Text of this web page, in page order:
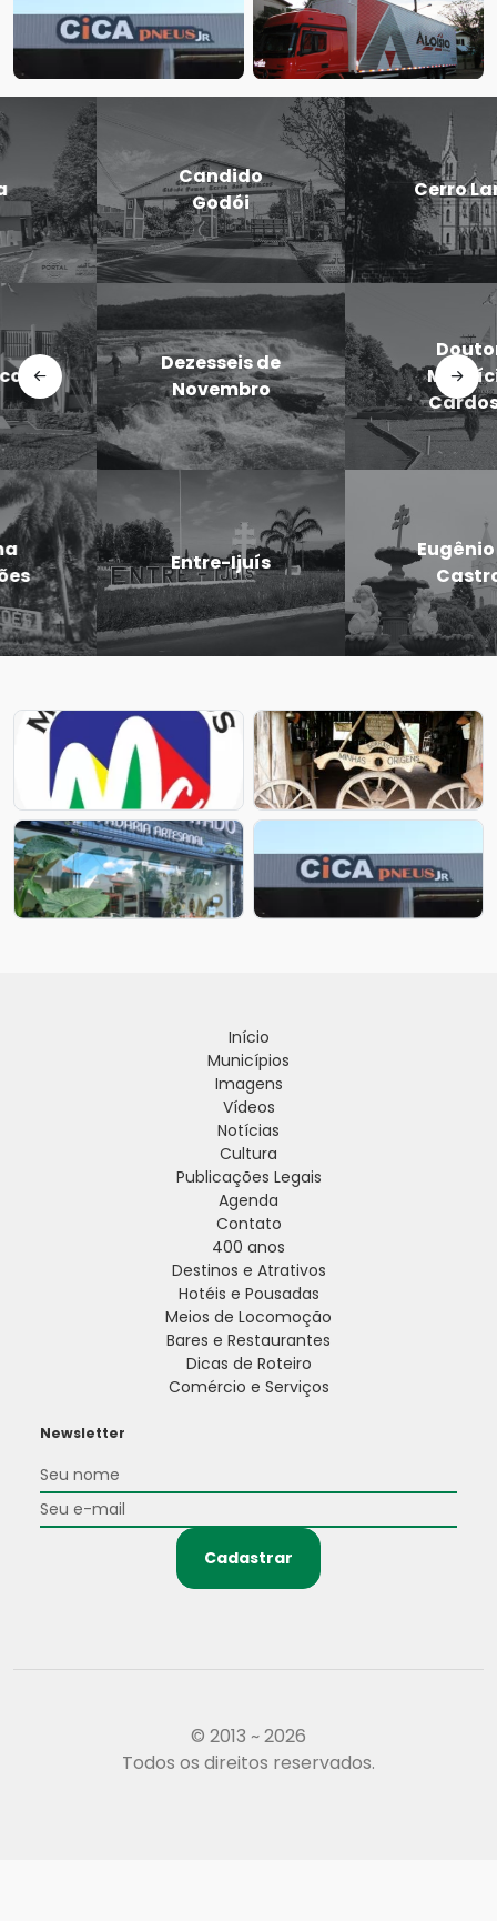
Candido
Godói
Cerro Largo
Dezesseis de
Novembro
Doutor
Maurício
Cardoso
Entre-Ijuís
Eugênio de
Castro
Início
Municípios
Imagens
Vídeos
Notícias
Cultura
Publicações Legais
Agenda
Contato
400 anos
Destinos e Atrativos
Hotéis e Pousadas
Meios de Locomoção
Bares e Restaurantes
Dicas de Roteiro
Comércio e Serviços
Newsletter
Cadastrar
© 2013 ~ 2026
Todos os direitos reservados.